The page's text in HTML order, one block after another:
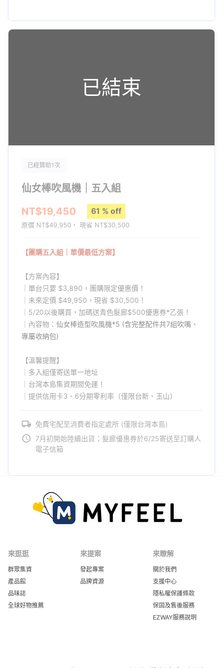
已結束
已經贊助1次
仙女棒吹風機｜五入組
NT$19,450
61 % off
原價 NT$49,950， 現省 NT$30,500
【團購五入組｜單價最低方案】
【方案內容】
｜單台只要 $3,890，團購限定優惠價！
｜未來定價 $49,950，現省 $30,500！
｜5/20以後購買，加碼送青色髮廊$500優惠券*乙張！
｜內容物： 仙女棒造型吹風機*5 (含完整配件共7組吹嘴、
專屬收納包)
【溫馨提醒】
｜多入組僅寄送單一地址
｜台灣本島集資期間免運！
｜提供信用卡3、6分期零利率（僅限台新、玉山）
免費宅配至消費者指定處所 (僅限台灣本島)
7月初開始陸續出貨；髮廊優惠券於6/25寄送至訂購人
電子信箱
來逛逛
群眾集資
產品館
品味誌
全球好物推薦
來提案
發起專案
品牌資源
來瞭解
關於我們
支援中心
隱私權保護條款
保固及售後服務
EZWAY服務說明